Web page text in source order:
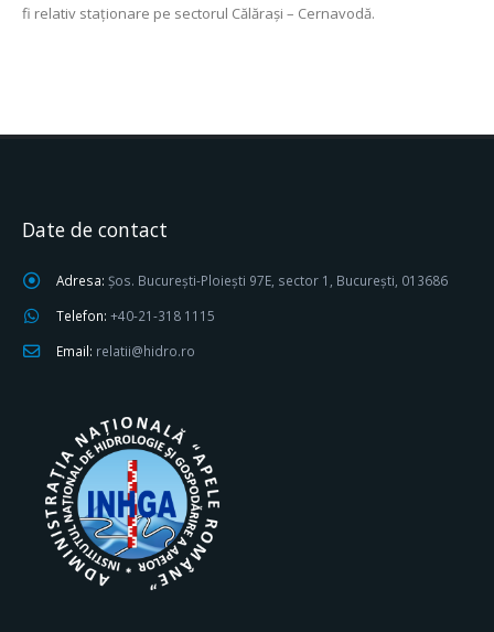
fi relativ staționare pe sectorul Călărași – Cernavodă.
Date de contact
Adresa: Șos. București-Ploiești 97E, sector 1, București, 013686
Telefon: +40-21-318 1115
Email: relatii@hidro.ro